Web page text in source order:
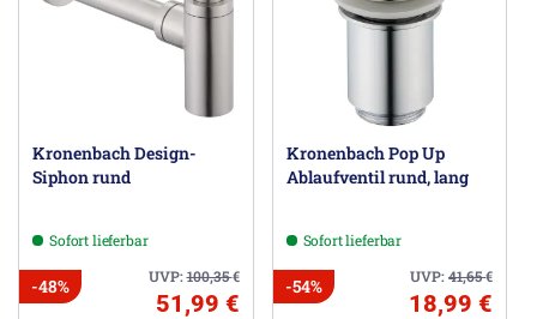
Kronenbach Design-
Siphon rund
Sofort lieferbar
UVP:100,35€
-48%
51,99 €
Kronenbach Pop Up
Ablaufventil rund, lang
Sofort lieferbar
UVP:41,65€
-54%
18,99 €